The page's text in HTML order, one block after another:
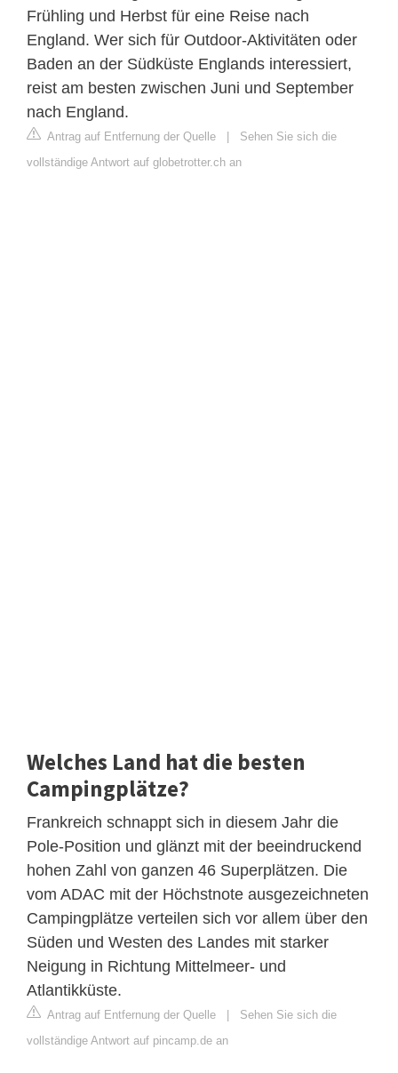
Frühling und Herbst für eine Reise nach
England. Wer sich für Outdoor-Aktivitäten oder
Baden an der Südküste Englands interessiert,
reist am besten zwischen Juni und September
nach England.
Antrag auf Entfernung der Quelle | Sehen Sie sich die
vollständige Antwort auf globetrotter.ch an
Welches Land hat die besten
Campingplätze?
Frankreich schnappt sich in diesem Jahr die
Pole-Position und glänzt mit der beeindruckend
hohen Zahl von ganzen 46 Superplätzen. Die
vom ADAC mit der Höchstnote ausgezeichneten
Campingplätze verteilen sich vor allem über den
Süden und Westen des Landes mit starker
Neigung in Richtung Mittelmeer- und
Atlantikküste.
Antrag auf Entfernung der Quelle | Sehen Sie sich die
vollständige Antwort auf pincamp.de an